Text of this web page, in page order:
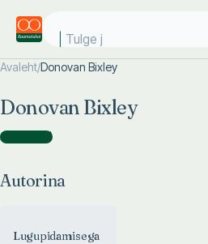
Tulge ju
Avaleht/Donovan Bixley
Donovan Bixley
Autorina )
Autorina
Lugupidamisega